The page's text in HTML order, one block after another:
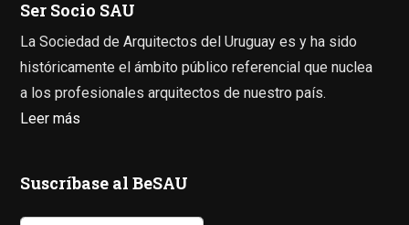
Ser Socio SAU
La Sociedad de Arquitectos del Uruguay es y ha sido
históricamente el ámbito público referencial que nuclea
a los profesionales arquitectos de nuestro país.
Leer más
Suscríbase al BeSAU